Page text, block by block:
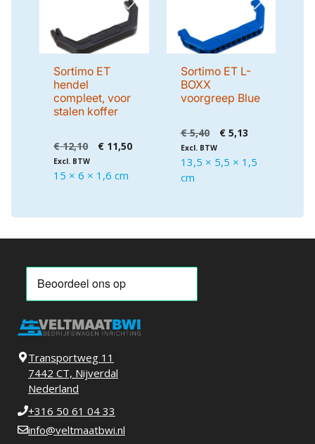
Sortimo ET
hendel
compleet, voor
stalen koffer
€12,10
Oorspronkelijke
was:
€ 11,50Huidige
Excl. BTW
15 × 6 × 1,6 cm
Sortimo ET L-
BOXX
voorgreep Blue
€5,40
Oorspronkelijke
was:
€5,13Huidige
is:
Excl. BTW
13,5 × 5,5 × 1,5
cm
Transportweg 11
7442 CT, Nijverdal
Nederland
+316 50 61 04 33
info@veltmaatbwi.nl